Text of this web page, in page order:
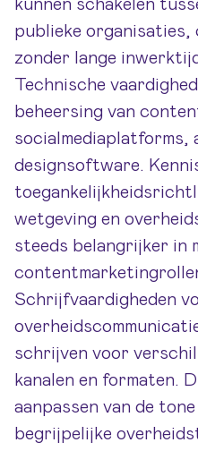
kunnen schakelen
publieke organisaties,
zonder lange
Technische
beheersing van
socialmediaplatforms,
designsoftware.
wetgeving en
steeds belangrijker in
Schrijfvaardigheden
schrijven voor
kanalen en formaten.
aanpassen van de
begrijpelijke